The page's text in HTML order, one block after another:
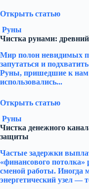
Открыть статью
Руны
Чистка рунами: древний
Мир полон невидимых
запутаться и
Руны, пришедшие к нам
использовались...
Открыть статью
Руны
Чистка денежного
защиты
Частые задержки
«финансового
сменой работы. Иногда
энергетический узел —